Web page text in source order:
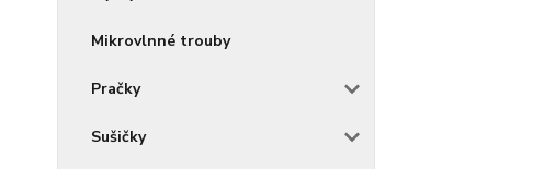
Mikrovlnné trouby
Pračky
Sušičky